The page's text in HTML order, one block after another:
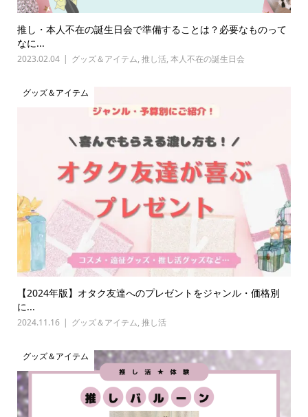
推し・本人不在の誕生日会で準備することは？必要なものって
なに...
2023.02.04 グッズ＆アイテム, 推し活, 本人不在の誕生日会
グッズ＆アイテム
【2024年版】オタク友達へのプレゼントをジャンル・価格別
に...
2024.11.16 グッズ＆アイテム, 推し活
グッズ＆アイテム